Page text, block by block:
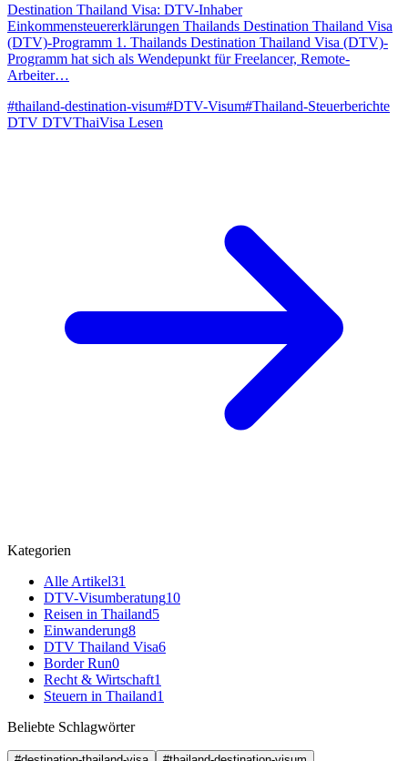
Destination Thailand Visa: DTV-Inhaber
Einkommensteuererklärungen Thailands Destination Thailand Visa
(DTV)-Programm 1. Thailands Destination Thailand Visa (DTV)-
Programm hat sich als Wendepunkt für Freelancer, Remote-
Arbeiter…
#thailand-destination-visum#DTV-Visum#Thailand-Steuerberichte
DTV DTVThaiVisa Lesen
Kategorien
Alle Artikel31
DTV-Visumberatung10
Reisen in Thailand5
Einwanderung8
DTV Thailand Visa6
Border Run0
Recht & Wirtschaft1
Steuern in Thailand1
Beliebte Schlagwörter